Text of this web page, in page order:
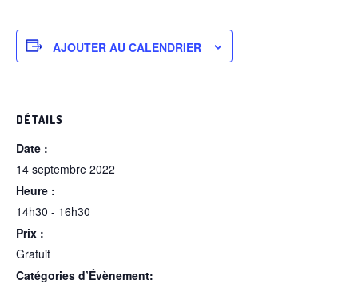
AJOUTER AU CALENDRIER
DÉTAILS
Date :
14 septembre 2022
Heure :
14h30 - 16h30
Prix :
Gratuit
Catégories d’Évènement: